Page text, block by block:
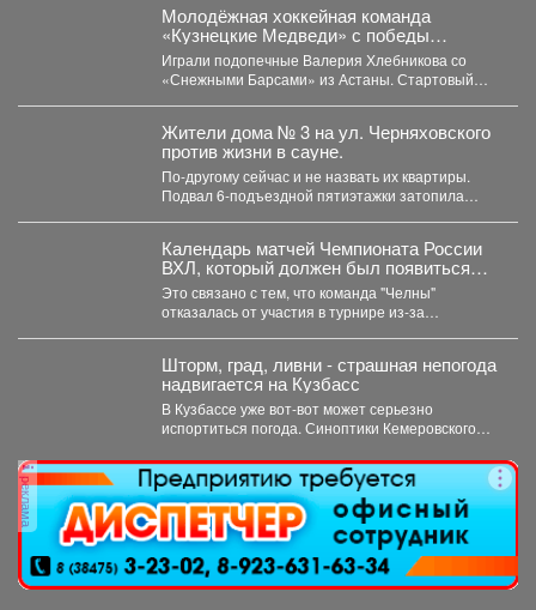
Молодёжная хоккейная команда
«Кузнецкие Медведи» с победы
стартовала на предсезонном турнире в
Омске.
Играли подопечные Валерия Хлебникова со
«Снежными Барсами» из Астаны. Стартовый
Жители дома № 3 на ул. Черняховского
против жизни в сауне.
По-другому сейчас и не назвать их квартиры.
Подвал 6-подъездной пятиэтажки затопила
Календарь матчей Чемпионата России
ВХЛ, который должен был появиться
сегодня, опубликуют позднее.
Это связано с тем, что команда "Челны"
отказалась от участия в турнире из-за
Шторм, град, ливни - страшная непогода
надвигается на Кузбасс
В Кузбассе уже вот-вот может серьезно
испортиться погода. Синоптики Кемеровского
реклама